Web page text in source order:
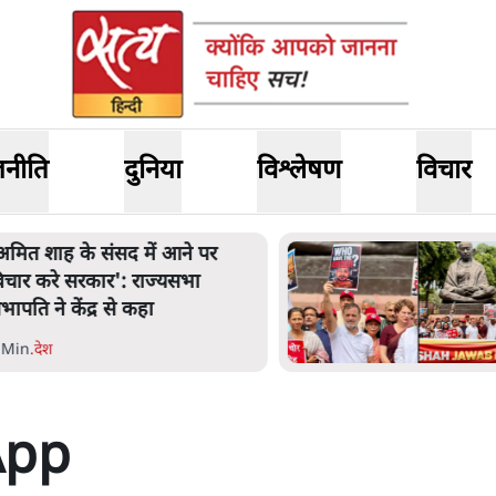
दुनिया विश्लेषण विचार
शाह के संसद में आने पर
करे सरकार': राज्यसभा
ने केंद्र से कहा
.देश